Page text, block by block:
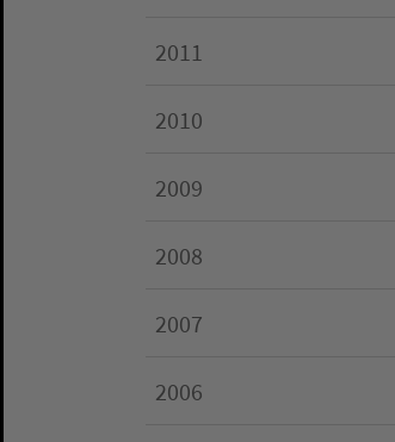
2011
2010
2009
2008
2007
2006